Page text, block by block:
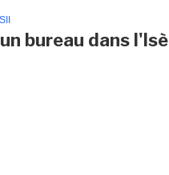
bureau dans